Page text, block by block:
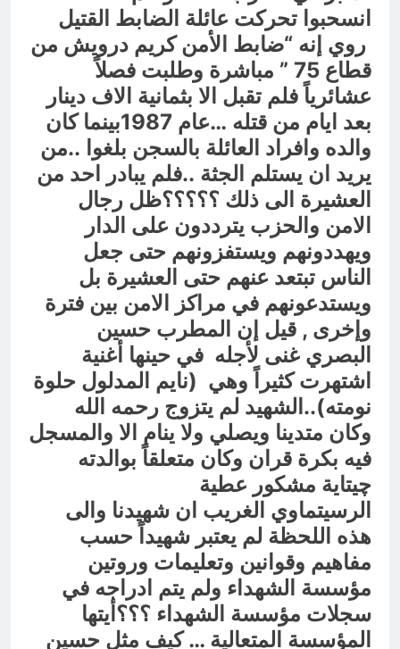
انسحبوا تحركت عائلة الضابط القتيل
روي إنه “ضابط الأمن كريم درويش من
قطاع 75 ” مباشرة وطلبت فصلاً
عشائرياً فلم تقبل الا بثمانية الاف دينار
بعد ايام من قتله …عام 1987بينما كان
والده وافراد العائلة بالسجن بلغوا ..من
يريد ان يستلم الجثة ..فلم يبادر احد من
العشيرة الى ذلك ؟؟؟؟؟ظل رجال
الامن والحزب يترددون على الدار
ويهددونهم ويستفزونهم حتى جعل
الناس تبتعد عنهم حتى العشيرة بل
ويستدعونهم في مراكز الامن بين فترة
وإخرى , قيل إن المطرب حسين
البصري غنى لأجله في حينها أغنية
اشتهرت كثيراً وهي (نايم المدلول حلوة
نومته)..الشهيد لم يتزوج رحمه الله
وكان متدينا ويصلي ولا ينام الا والمسجل
فيه بكرة قران وكان متعلقاً بوالدته
چيتاية مشكور عطية
الرسيتماوي الغريب ان شهيدنا والى
هذه اللحظة لم يعتبر شهيداً حسب
مفاهيم وقوانين وتعليمات وروتين
مؤسسة الشهداء ولم يتم ادراجه في
سجلات مؤسسة الشهداء ؟؟؟أيتها
المؤسسة المتعالية … كيف مثل حسين